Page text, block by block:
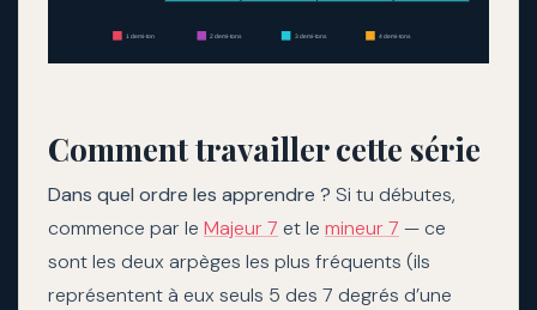
1 demi-ton 2 demi-tons 3 demi-tons 4 demi-tons
Comment travailler cette série
Dans quel ordre les apprendre ? Si tu débutes,
commence par le Majeur 7 et le mineur 7 — ce
sont les deux arpèges les plus fréquents (ils
représentent à eux seuls 5 des 7 degrés d’une